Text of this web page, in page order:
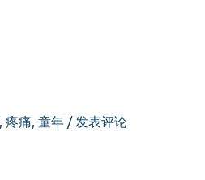
疼痛 童年/ 发表评论